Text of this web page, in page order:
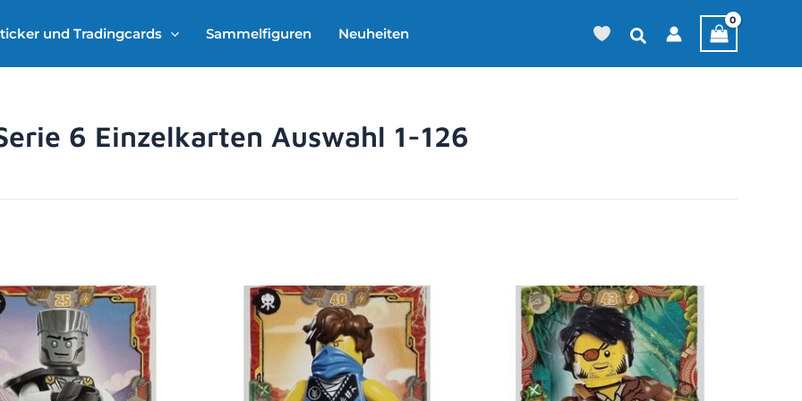
und Tradingcards Sammelfiguren Neuheiten
6 Einzelkarten Auswahl 1-126